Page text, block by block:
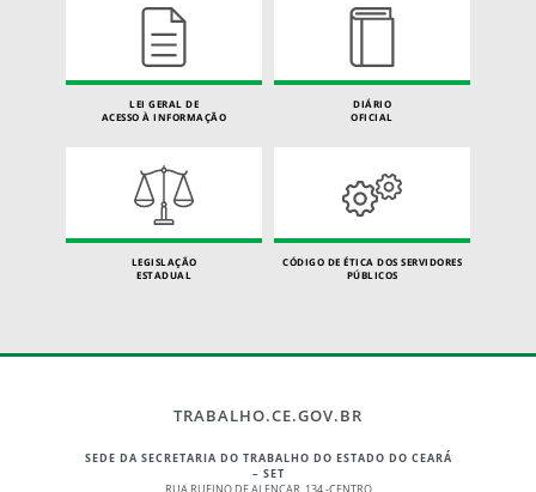
LEI GERAL DE
ACESSO À INFORMAÇÃO
DIÁRIO
OFICIAL
LEGISLAÇÃO
ESTADUAL
CÓDIGO DE ÉTICA DOS SERVIDORES
PÚBLICOS
TRABALHO.CE.GOV.BR
SEDE DA SECRETARIA DO TRABALHO DO ESTADO DO CEARÁ
– SET